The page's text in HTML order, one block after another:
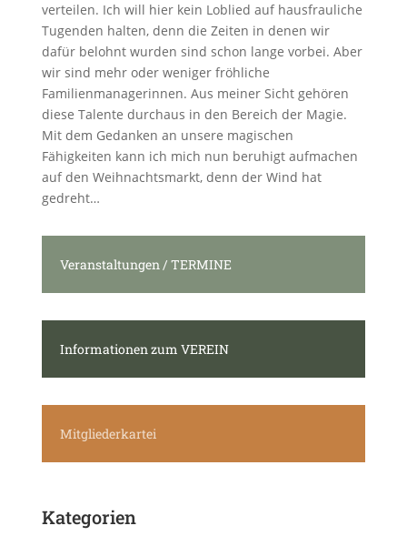
verteilen. Ich will hier kein Loblied auf hausfrauliche
Tugenden halten, denn die Zeiten in denen wir
dafür belohnt wurden sind schon lange vorbei. Aber
wir sind mehr oder weniger fröhliche
Familienmanagerinnen. Aus meiner Sicht gehören
diese Talente durchaus in den Bereich der Magie.
Mit dem Gedanken an unsere magischen
Fähigkeiten kann ich mich nun beruhigt aufmachen
auf den Weihnachtsmarkt, denn der Wind hat
gedreht…
Veranstaltungen / TERMINE
Informationen zum VEREIN
Mitgliederkartei
Kategorien